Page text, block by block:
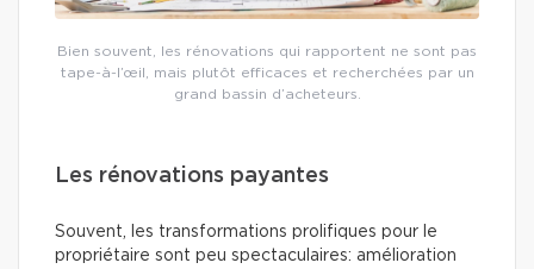
Bien souvent, les rénovations qui rapportent ne sont pas
tape-à-l’œil, mais plutôt efficaces et recherchées par un
grand bassin d’acheteurs.
Les rénovations payantes
Souvent, les transformations prolifiques pour le
propriétaire sont peu spectaculaires: amélioration